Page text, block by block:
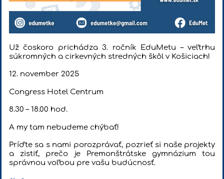
Už čoskoro prichádza 3. ročník EduMetu – veľtrhu
súkromných a cirkevných stredných škôl v Košiciach!
12. november 2025
Congress Hotel Centrum
8.30 – 18.00 hod.
A my tam nebudeme chýbať!
Príďte sa s nami porozprávať, pozrieť si naše projekty
a zistiť, prečo je Premonštrátske gymnázium tou
správnou voľbou pre vašu budúcnosť.